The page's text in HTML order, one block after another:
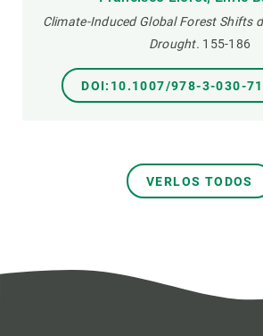
Climate-Induced Global Forest Shifts
Drought. 155-186
DOI:10.1007/978-3-030-
VERLOS TODOS